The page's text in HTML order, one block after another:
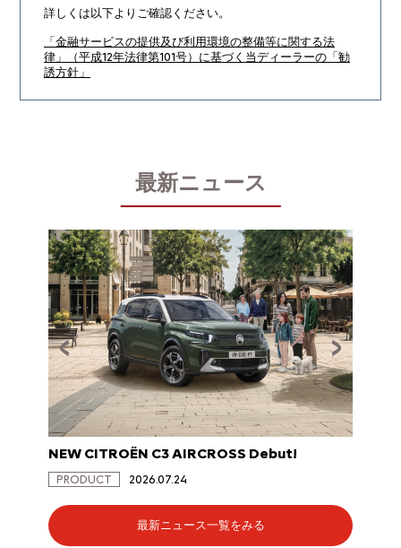
詳しくは以下よりご確認ください。
「金融サービスの提供及び利用環境の整備等に関する法
律」（平成12年法律第101号）に基づく当ディーラーの「勧
誘方針」
最新ニュース
NEW CITROËN C3 AIRCROSS Debut!
PRODUCT 2026.07.24
最新ニュース一覧をみる